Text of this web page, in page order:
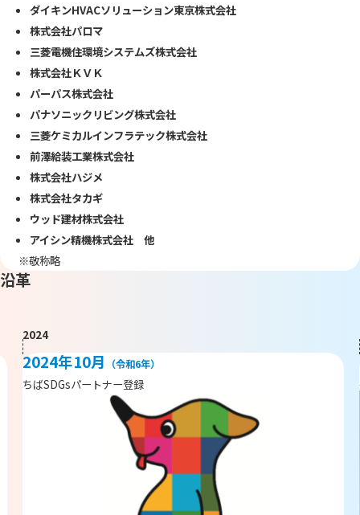
ダイキンHVACソリューション東京株式会社
株式会社パロマ
三菱電機住環境システムズ株式会社
株式会社ＫＶＫ
パーパス株式会社
パナソニックリビング株式会社
三菱ケミカルインフラテック株式会社
前澤給装工業株式会社
株式会社ハジメ
株式会社タカギ
ウッド建材株式会社
アイシン精機株式会社 他
※敬称略
沿革
2024
2024年10月 （令和6年）
ちばSDGsパートナー登録